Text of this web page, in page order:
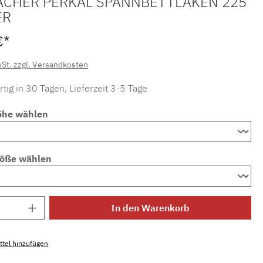
zzgl. Versandkosten
in 30 Tagen, Lieferzeit 3-5 Tage
wählen
wählen
Anzahl: Gib den gewünschten Wert ein
In den Warenkorb
hinzufügen